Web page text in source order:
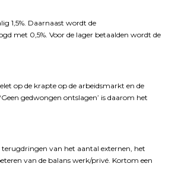
1,5%. Daarnaast wordt de
met 0,5%. Voor de lager betaalden wordt de
op de krapte op de arbeidsmarkt en de
gedwongen ontslagen’ is daarom het
van het aantal externen, het
van de balans werk/privé. Kortom een